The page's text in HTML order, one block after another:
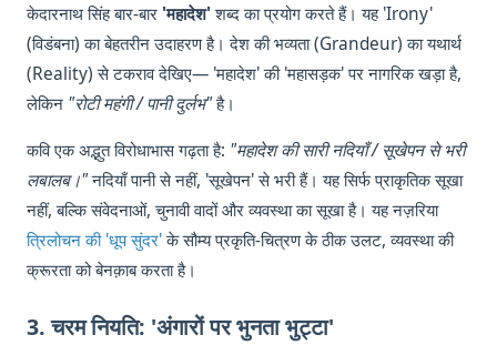
केदारनाथ सिंह बार-बार 'महादेश'शब्द का प्रयोग करते हैं। यह 'Irony'
(विडंबना) का बेहतरीन उदाहरण है। देश की भव्यता (Grandeur) का यथार्थ
(Reality) से टकराव देखिए— 'महादेश' की 'महासड़क' पर नागरिक खड़ा है,
लेकिन "रोटी महंगी / पानी दुर्लभ"है।
कवि एक अद्भुत विरोधाभास गढ़ता है: "महादेश की सारी नदियाँ / सूखेपन से भरी
लबालब।"नदियाँ पानी से नहीं, 'सूखेपन' से भरी हैं। यह सिर्फ प्राकृतिक सूखा
नहीं, बल्कि संवेदनाओं, चुनावी वादों और व्यवस्था का सूखा है। यह नज़रिया
त्रिलोचन की 'धूप सुंदर'के सौम्य प्रकृति-चित्रण के ठीक उलट, व्यवस्था की
क्रूरता को बेनक़ाब करता है।
3. चरम नियति: 'अंगारों पर भुनता भुट्टा'